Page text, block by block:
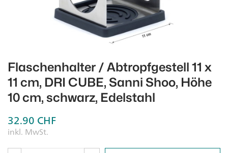
Flaschenhalter / Abtropfgestell 11 x
11 cm, DRI CUBE, Sanni Shoo, Höhe
10 cm, schwarz, Edelstahl
32.90 CHF
inkl. MwSt.